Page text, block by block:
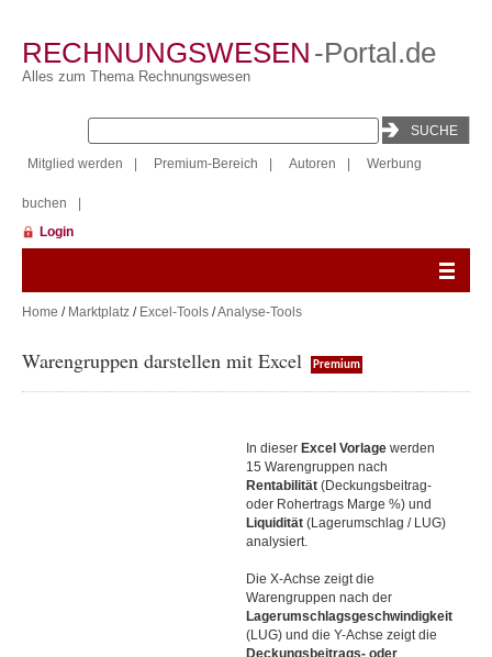
RECHNUNGSWESEN -Portal.de
Alles zum Thema Rechnungswesen
Mitglied werden Premium-Bereich Autoren Werbung
buchen
Login
Home / Marktplatz / Excel-Tools /Analyse-Tools
Warengruppen darstellen mit Excel Premium
In dieser Excel Vorlage werden
15 Warengruppen nach
Rentabilität (Deckungsbeitrag-
oder Rohertrags Marge %) und
Liquidität (Lagerumschlag / LUG)
analysiert.
Die X-Achse zeigt die
Warengruppen nach der
Lagerumschlagsgeschwindigkeit
(LUG) und die Y-Achse zeigt die
Deckungsbeitrags- oder